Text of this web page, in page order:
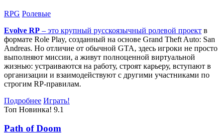
RPG Ролевые
Evolve RP – это крупный русскоязычный ролевой проект в
формате Role Play, созданный на основе Grand Theft Auto: San
Andreas. Но отличие от обычной GTA, здесь игроки не просто
выполняют миссии, а живут полноценной виртуальной
жизнью: устраиваются на работу, строят карьеру, вступают в
организации и взаимодействуют с другими участниками по
строгим RP-правилам.
Подробнее Играть!
Топ Новинка! 9.1
Path of Doom